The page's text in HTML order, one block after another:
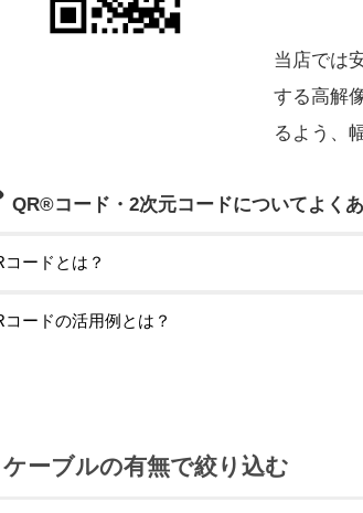
当店では
する高解
るよう、
QR®コード・2次元コードについてよく
コードとは？
コードの活用例とは？
ケーブルの有無で絞り込む